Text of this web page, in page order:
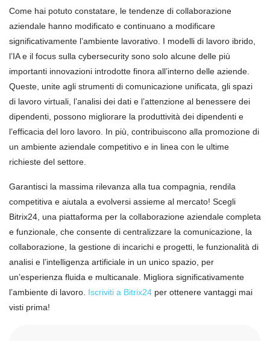
Come hai potuto constatare, le tendenze di collaborazione
aziendale hanno modificato e continuano a modificare
significativamente l’ambiente lavorativo. I modelli di lavoro ibrido,
l’IA e il focus sulla cybersecurity sono solo alcune delle più
importanti innovazioni introdotte finora all’interno delle aziende.
Queste, unite agli strumenti di comunicazione unificata, gli spazi
di lavoro virtuali, l’analisi dei dati e l’attenzione al benessere dei
dipendenti, possono migliorare la produttività dei dipendenti e
l’efficacia del loro lavoro. In più, contribuiscono alla promozione di
un ambiente aziendale competitivo e in linea con le ultime
richieste del settore.
Garantisci la massima rilevanza alla tua compagnia, rendila
competitiva e aiutala a evolversi assieme al mercato! Scegli
Bitrix24, una piattaforma per la collaborazione aziendale completa
e funzionale, che consente di centralizzare la comunicazione, la
collaborazione, la gestione di incarichi e progetti, le funzionalità di
analisi e l’intelligenza artificiale in un unico spazio, per
un’esperienza fluida e multicanale. Migliora significativamente
l’ambiente di lavoro. Iscriviti a Bitrix24 per ottenere vantaggi mai
visti prima!